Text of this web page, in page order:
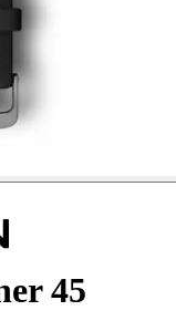
45